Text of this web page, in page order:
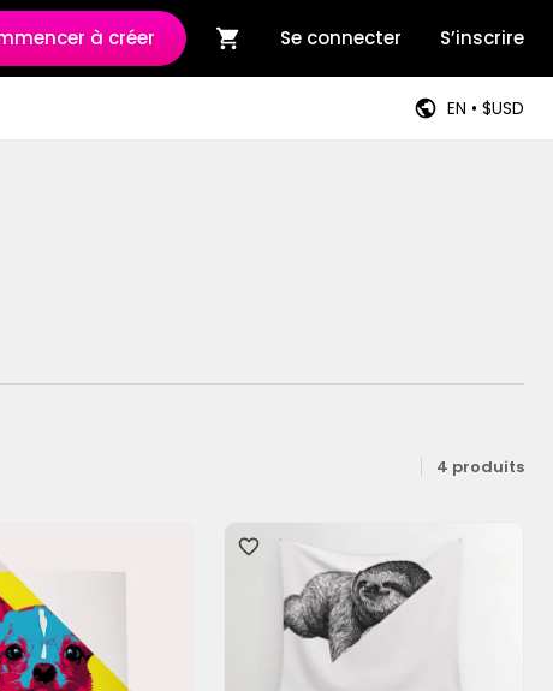
à créer Se connecter S’inscrire
EN • $USD
4 produits